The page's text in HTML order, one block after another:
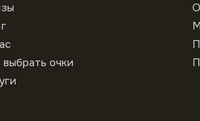
выбрать очки